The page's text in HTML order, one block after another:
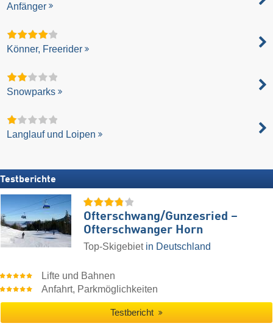
Anfänger
Könner, Freerider
Snowparks
Langlauf und Loipen
Testberichte
Ofterschwang/​Gunzesried –
Ofterschwanger Horn
Top-Skigebiet in Deutschland
Lifte und Bahnen
Anfahrt, Parkmöglichkeiten
Testbericht